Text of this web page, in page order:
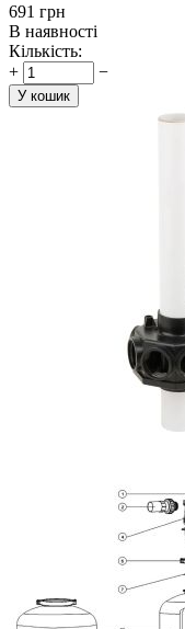
‍691‍ грн
В наявності
Кількість:
+
−
У кошик